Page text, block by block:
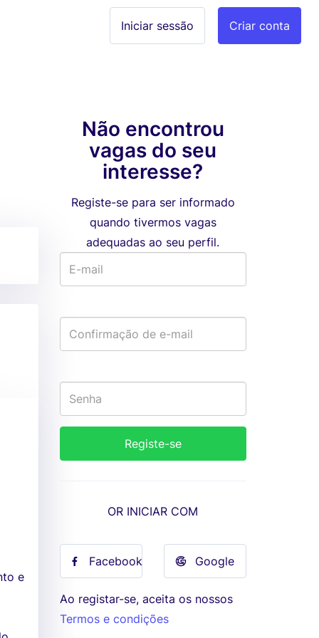
Criar conta
Iniciar sessão
e
Não encontrou
vagas do seu
interesse?
Registe-se para ser informado
quando tivermos vagas
adequadas ao seu perfil.
OR INICIAR COM
Facebook Google
Ao registar-se, aceita os nossos
Termos e condições